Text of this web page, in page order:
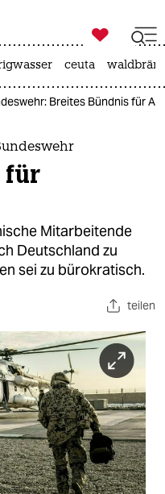

taz zahl ich
ceuta
Breites Bündnis für
für
Mitarbeitende
Deutschland zu
sei zu bürokratisch.
teilen